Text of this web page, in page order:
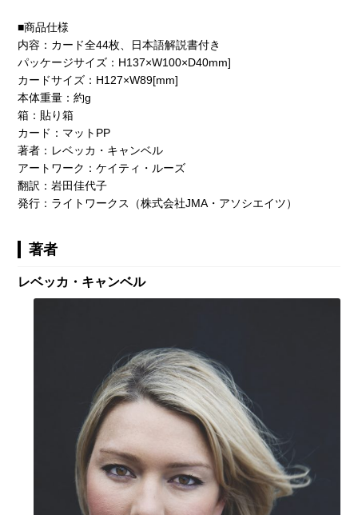
■商品仕様
内容：カード全44枚、日本語解説書付き
パッケージサイズ：H137×W100×D40mm]
カードサイズ：H127×W89[mm]
本体重量：約g
箱：貼り箱
カード：マットPP
著者：レベッカ・キャンベル
アートワーク：ケイティ・ルーズ
翻訳：岩田佳代子
発行：ライトワークス（株式会社JMA・アソシエイツ）
著者
レベッカ・キャンベル